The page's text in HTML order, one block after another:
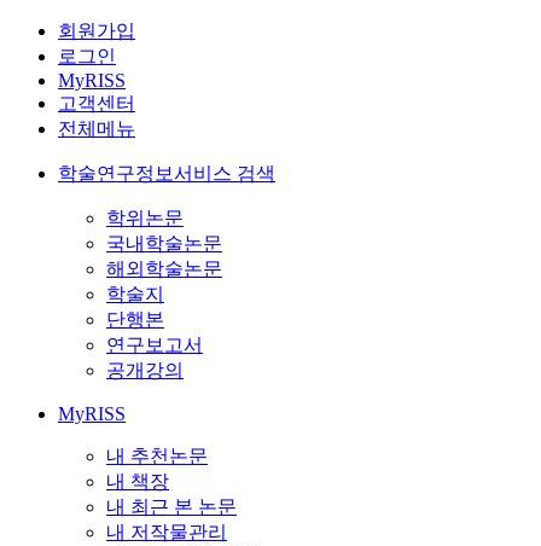
회원가입
로그인
MyRISS
고객센터
전체메뉴
학술연구정보서비스 검색
학위논문
국내학술논문
해외학술논문
학술지
단행본
연구보고서
공개강의
MyRISS
내 추천논문
내 책장
내 최근 본 논문
내 저작물관리